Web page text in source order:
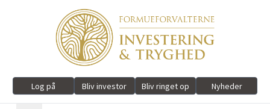
Log på Bliv investor Bliv ringet op Nyheder